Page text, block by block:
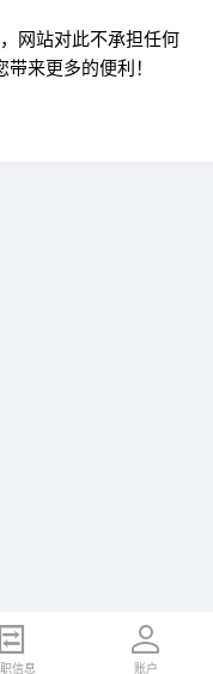
网站对此不承担任何
来更多的便利！
信息 账户